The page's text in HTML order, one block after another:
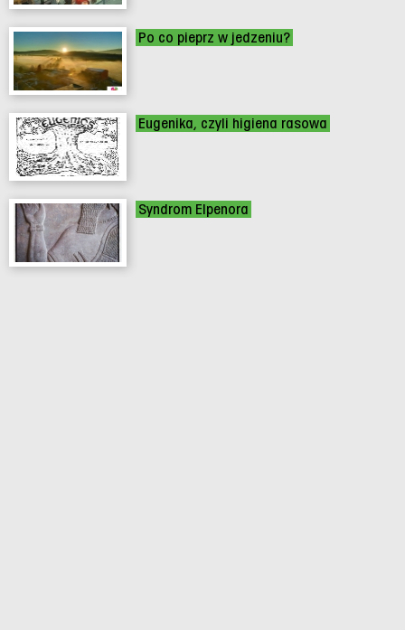
Po co pieprz w jedzeniu?
Eugenika, czyli higiena rasowa
Syndrom Elpenora